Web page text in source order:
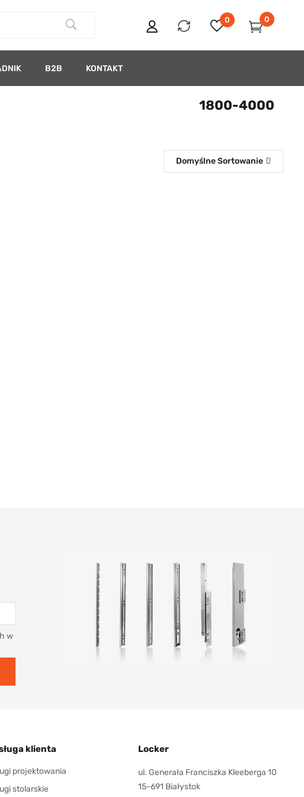
0 0
B2B KONTAKT
1800-4000
Domyślne Sortowanie
w
klienta
projektowania
stolarskie
Locker
ul. Generała Franciszka Kleeberga 10
15-691 Białystok